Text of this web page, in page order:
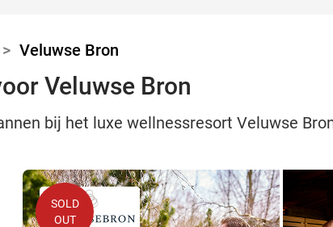
> Veluwse Bron
Veluwse Bron
bij het luxe wellnessresort Veluwse
SOLD
OUT